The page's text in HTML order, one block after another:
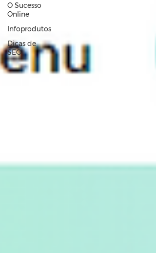
O Sucesso
Online
Infoprodutos
Dicas de
SEO